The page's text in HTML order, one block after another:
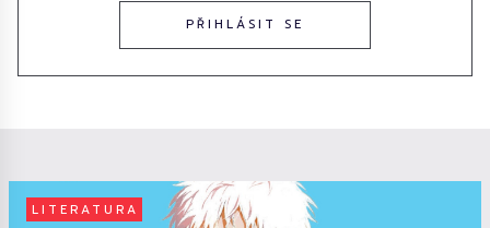
PŘIHLÁSIT SE
LITERATURA